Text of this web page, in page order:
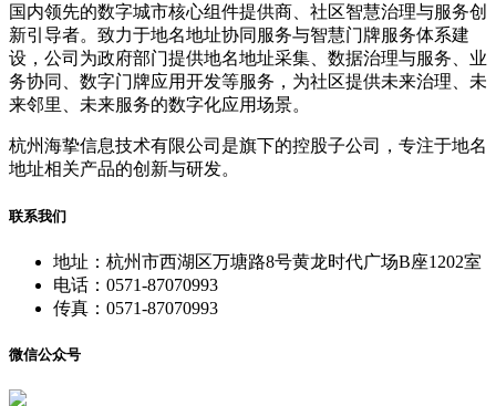
国内领先的数字城市核心组件提供商、社区智慧治理与服务创
新引导者。致力于地名地址协同服务与智慧门牌服务体系建
设，公司为政府部门提供地名地址采集、数据治理与服务、业
务协同、数字门牌应用开发等服务，为社区提供未来治理、未
来邻里、未来服务的数字化应用场景。
杭州海挚信息技术有限公司是旗下的控股子公司，专注于地名
地址相关产品的创新与研发。
联系我们
地址：杭州市西湖区万塘路8号黄龙时代广场B座1202室
电话：0571-87070993
传真：0571-87070993
微信公众号